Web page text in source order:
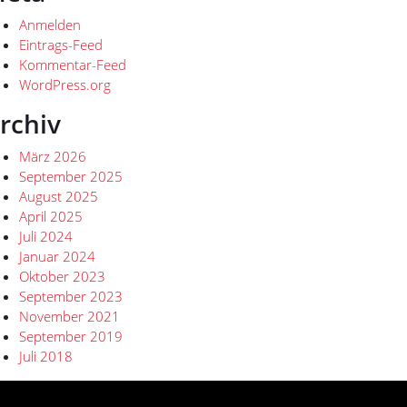
Anmelden
Eintrags-Feed
Kommentar-Feed
WordPress.org
März 2026
September 2025
August 2025
April 2025
Juli 2024
Januar 2024
Oktober 2023
September 2023
November 2021
September 2019
Juli 2018